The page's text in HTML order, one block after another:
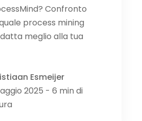
Confronto
process mining
meglio alla tua
Esmeijer
2025 - 6 min di